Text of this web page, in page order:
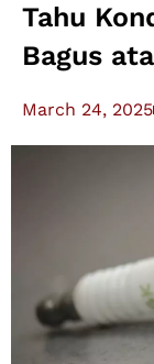
Tahu
Bagus
March 24, 2025